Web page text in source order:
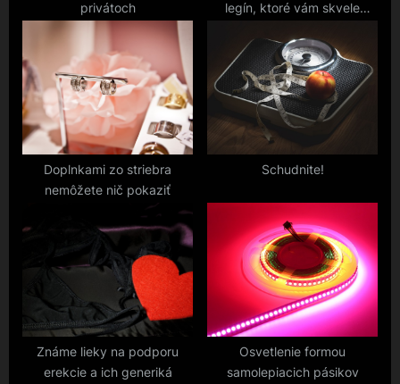
privátoch
legín, ktoré vám skvele
Doplnkami zo striebra
nemôžete nič pokaziť
Schudnite!
Známe lieky na podporu
erekcie a ich generiká
Osvetlenie formou
samolepiacich pásikov